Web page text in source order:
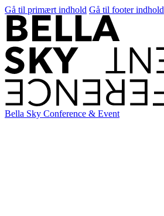
Gå til primært indhold Gå til footer indhold
Bella Sky Conference & Event